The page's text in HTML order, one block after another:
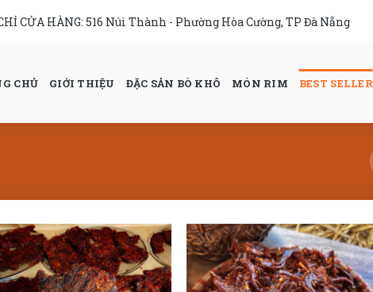
CỬA HÀNG: 516 Núi Thành - Phường Hòa Cường, TP Đà Nẵng
CHỦ GIỚI THIỆU ĐẶC SẢN BÒ KHÔ MÓN RIM BEST SELLER